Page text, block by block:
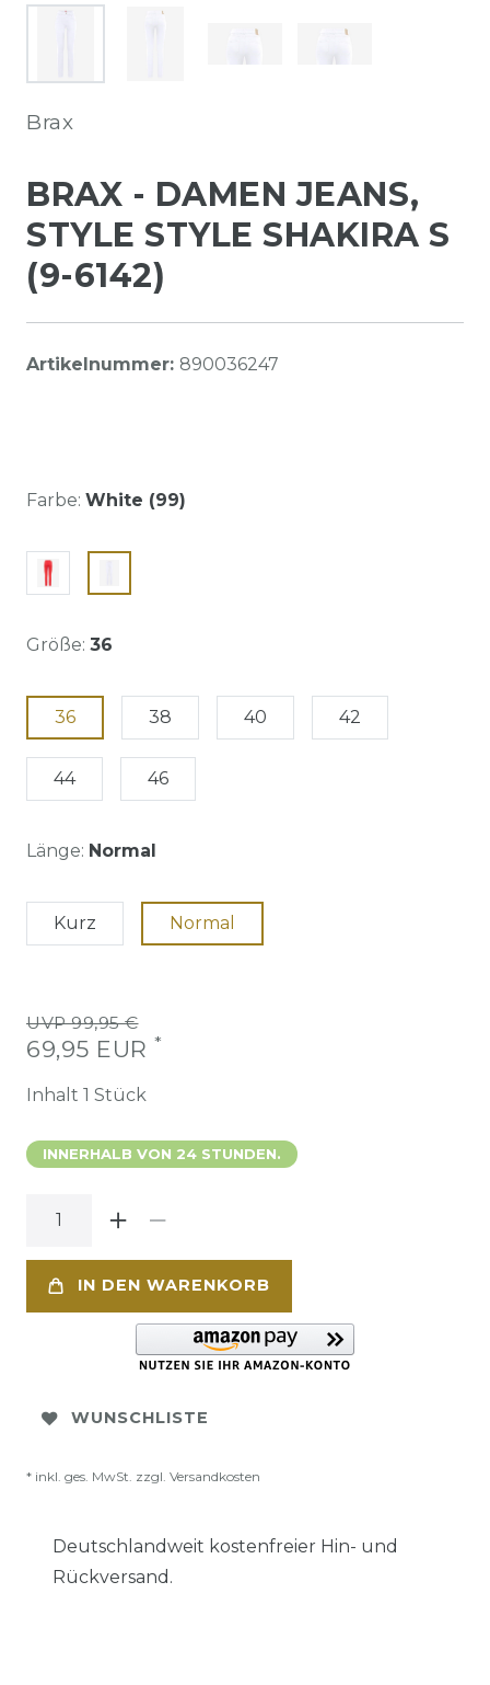
Brax
BRAX - DAMEN JEANS,
STYLE STYLE SHAKIRA S
(9-6142)
Artikelnummer: 890036247
Farbe: White (99)
Größe: 36
36 38 40 42
44 46
Länge: Normal
Kurz Normal
UVP 99,95 €
69,95 EUR *
Inhalt 1 Stück
INNERHALB VON 24 STUNDEN.
IN DEN WARENKORB
WUNSCHLISTE
* inkl. ges. MwSt. zzgl. Versandkosten
Deutschlandweit kostenfreier Hin- und
Rückversand.